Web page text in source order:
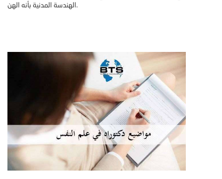
الهندسة المدنية بأنه الهن.